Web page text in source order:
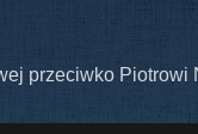
przeciwko